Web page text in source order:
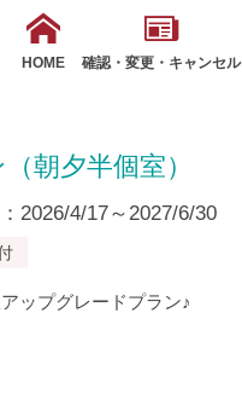
HOME 確認・変更・キャンセル
朝夕半個室）
2026/4/17～2027/6/30
ップグレードプラン♪